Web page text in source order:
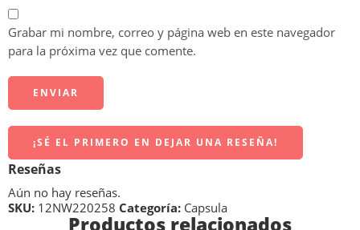
Grabar mi nombre, correo y página web en este navegador
para la próxima vez que comente.
¡SÉ EL PRIMERO EN DEJAR UNA RESEÑA!
Reseñas
Aún no hay reseñas.
SKU: 12NW220258 Categoría: Capsula
Productos relacionados